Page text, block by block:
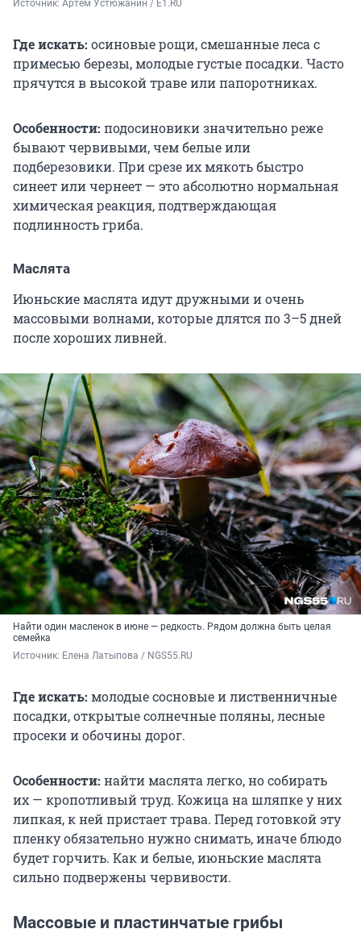
Источник: Артем Устюжанин / E1.RU
Где искать: осиновые рощи, смешанные леса с
примесью березы, молодые густые посадки. Часто
прячутся в высокой траве или папоротниках.
Особенности: подосиновики значительно реже
бывают червивыми, чем белые или
подберезовики. При срезе их мякоть быстро
синеет или чернеет — это абсолютно нормальная
химическая реакция, подтверждающая
подлинность гриба.
Маслята
Июньские маслята идут дружными и очень
массовыми волнами, которые длятся по 3–5 дней
после хороших ливней.
Найти один масленок в июне — редкость. Рядом должна быть целая
семейка
Источник: Елена Латыпова / NGS55.RU
Где искать: молодые сосновые и лиственничные
посадки, открытые солнечные поляны, лесные
просеки и обочины дорог.
Особенности: найти маслята легко, но собирать
их — кропотливый труд. Кожица на шляпке у них
липкая, к ней пристает трава. Перед готовкой эту
пленку обязательно нужно снимать, иначе блюдо
будет горчить. Как и белые, июньские маслята
сильно подвержены червивости.
Массовые и пластинчатые грибы